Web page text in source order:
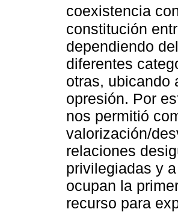
coexistencia
constitución
dependiendo
diferentes
otras, ubicando
opresión. Por
nos permitió
valorización/
relaciones
privilegiadas y
ocupan la
recurso para